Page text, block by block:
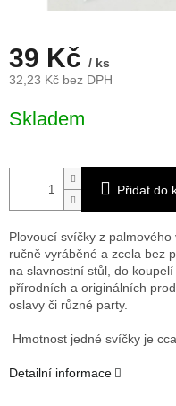
39 Kč / ks
32,23 Kč bez DPH
cena:
Skladem
Přidat do
Plovoucí svíčky z
ručně vyráběné a zcela bez
na slavnostní stůl, do
přírodních a originálních
oslavy či různé party.
Hmotnost jedné svíčky je
Detailní informace